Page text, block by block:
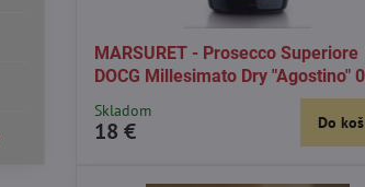
MARSURET - Prosecco Superiore
DOCG Millesimato Dry "Agostino"
Skladom
18 € Do